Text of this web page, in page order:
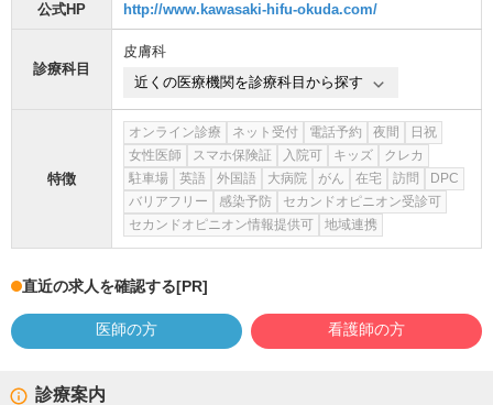
公式HP http://www.kawasaki-hifu-okuda.com/
診療科目
皮膚科
近くの医療機関を診療科目から探す
特徴
オンライン診療 ネット受付 電話予約 夜間
日祝
女性医師
スマホ保険証 入院可 キッズ
クレカ
駐車場
英語 外国語 大病院 がん 在宅 訪問
DPC
バリアフリー
感染予防
セカンドオピニオン受診可
セカンドオピニオン情報提供可
地域連携
直近の求人を確認する[PR]
医師の方 看護師の方
診療案内